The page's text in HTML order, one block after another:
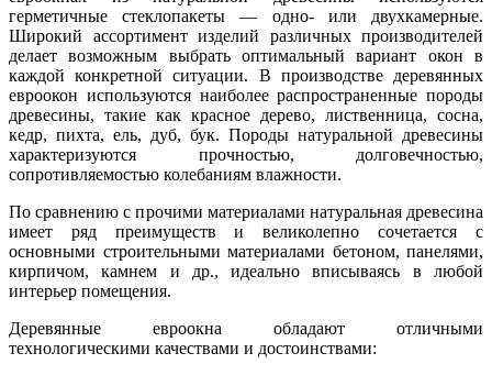
герметичные стеклопакеты — одно- или двухкамерные.
Широкий ассортимент изделий различных производителей
делает возможным выбрать оптимальный вариант окон в
каждой конкретной ситуации. В производстве деревянных
евроокон используются наиболее распространенные породы
древесины, такие как красное дерево, лиственница, сосна,
кедр, пихта, ель, дуб, бук. Породы натуральной древесины
характеризуются прочностью, долговечностью,
сопротивляемостью колебаниям влажности.
По сравнению с прочими материалами натуральная древесина
имеет ряд преимуществ и великолепно сочетается с
основными строительными материалами бетоном, панелями,
кирпичом, камнем и др., идеально вписываясь в любой
интерьер помещения.
Деревянные евроокна обладают отличными
технологическими качествами и достоинствами: